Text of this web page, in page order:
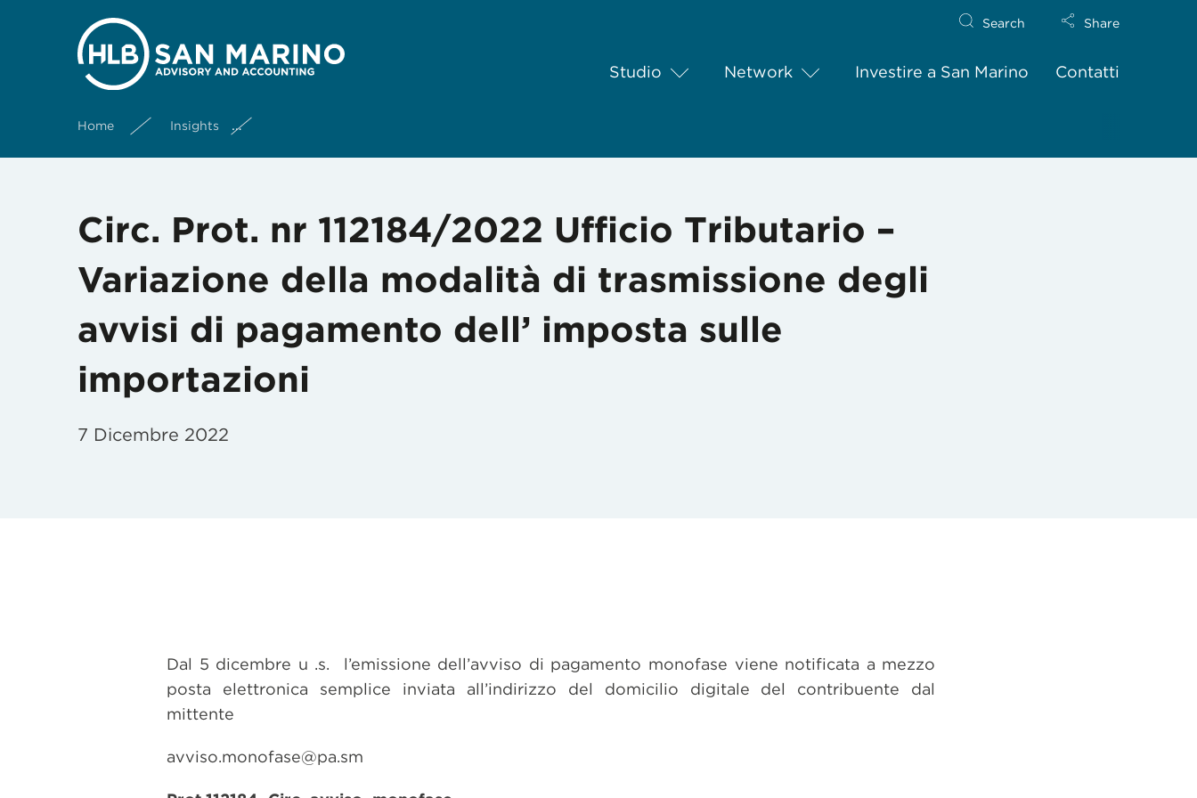
Studio Network Investire a San Marino Contatti
Search Share
Home Insights
Circ. Prot. nr 112184/2022 Ufficio Tributario –
Variazione della modalità di trasmissione degli
avvisi di pagamento dell’ imposta sulle
importazioni
7 Dicembre 2022
Dal 5 dicembre u .s. l’emissione dell’avviso di pagamento monofase viene notificata a mezzo
posta elettronica semplice inviata all’indirizzo del domicilio digitale del contribuente dal
mittente
avviso.monofase@pa.sm